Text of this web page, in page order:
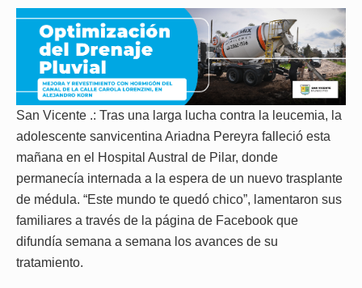
San Vicente .: Tras una larga lucha contra la leucemia, la
adolescente sanvicentina Ariadna Pereyra falleció esta
mañana en el Hospital Austral de Pilar, donde
permanecía internada a la espera de un nuevo trasplante
de médula. “Este mundo te quedó chico”, lamentaron sus
familiares a través de la página de Facebook que
difundía semana a semana los avances de su
tratamiento.